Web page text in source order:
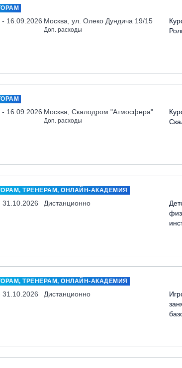
- 16.09.2026 Москва, ул. Олеко Дундича 19/15
Доп. расходы
- 16.09.2026 Москва, Скалодром "Атмосфера"
Доп. расходы
ТРЕНЕРАМ, ОНЛАЙН-АКАДЕМИЯ
31.10.2026 Дистанционно
ТРЕНЕРАМ, ОНЛАЙН-АКАДЕМИЯ
31.10.2026 Дистанционно